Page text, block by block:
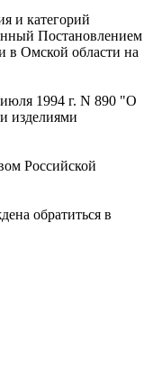
и категорий
Постановлением
в Омской области на
1994 г. N 890 "О
изделиями
Российской
обратиться в